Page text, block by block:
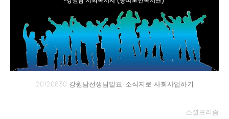
20120830 강원남선생님발표-소식지로 사회사업하기
소셜프리즘